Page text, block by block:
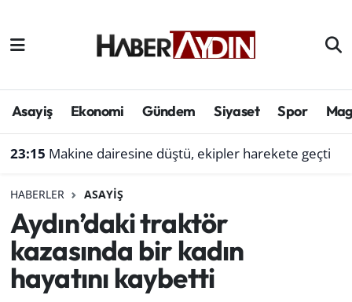
Asayiş Ekonomi Gündem Siyaset Spor
23:15 Makine dairesine düştü, ekipler harekete geçti
HABERLER ASAYIŞ
Aydın’daki traktör
kazasında bir kadın
hayatını kaybetti
Afyonkarahisar
Çevre
Genel
Haber
Aydın Hava Durumu
Süper Lig Puan Durumu ve Fikstür
Son Dakika Haberleri
Haber Arşivi